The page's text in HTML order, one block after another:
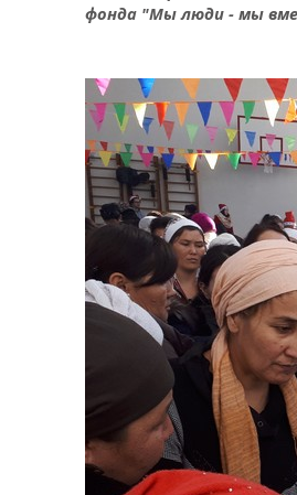
фонда "Мы люди - мы